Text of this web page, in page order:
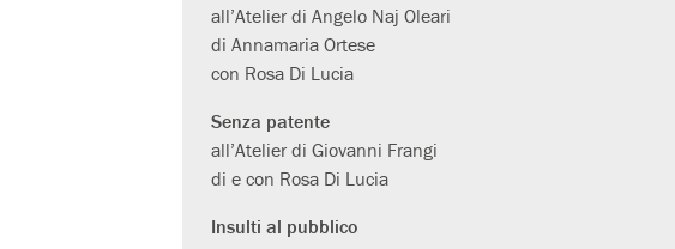
all’Atelier di Angelo Naj Oleari
di Annamaria Ortese
con Rosa Di Lucia
Senza patente
all’Atelier di Giovanni Frangi
di e con Rosa Di Lucia
Insulti al pubblico